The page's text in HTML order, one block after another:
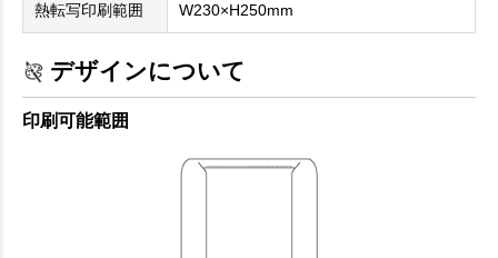
熱転写印刷範囲 W230×H250mm
デザインについて
印刷可能範囲